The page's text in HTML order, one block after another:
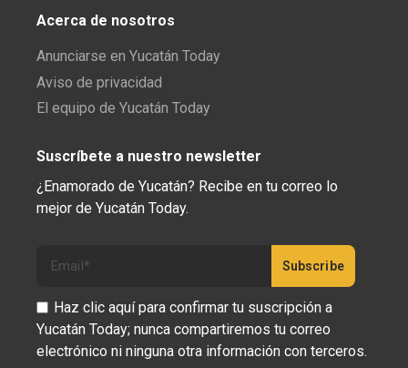
Acerca de nosotros
Anunciarse en Yucatán Today
Aviso de privacidad
El equipo de Yucatán Today
Suscríbete a nuestro newsletter
¿Enamorado de Yucatán? Recibe en tu correo lo
mejor de Yucatán Today.
Haz clic aquí para confirmar tu suscripción a
Yucatán Today; nunca compartiremos tu correo
electrónico ni ninguna otra información con terceros.